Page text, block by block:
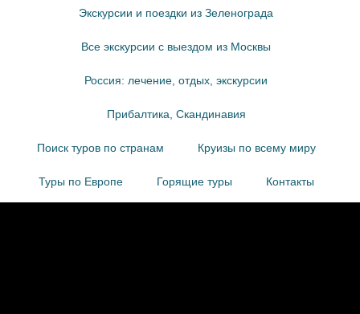
Экскурсии и поездки из Зеленограда
Все экскурсии с выездом из Москвы
Россия: лечение, отдых, экскурсии
Прибалтика, Скандинавия
Поиск туров по странам Круизы по всему миру
Туры по Европе Горящие туры Контакты